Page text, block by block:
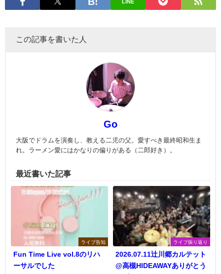
LINE
この記事を書いた人
Go
大阪でドラムを演奏し、教える二児の父。愛すべき最終昭和生ま
れ。ラーメン愛にはかなりの偏りがある（二郎好き）。
最近書いた記事
ライブ告知
Fun Time Live vol.8のリハ
ーサルでした
ライブ振り返り
2026.07.11辻川郷カルテット
@高槻HIDEAWAYありがとう